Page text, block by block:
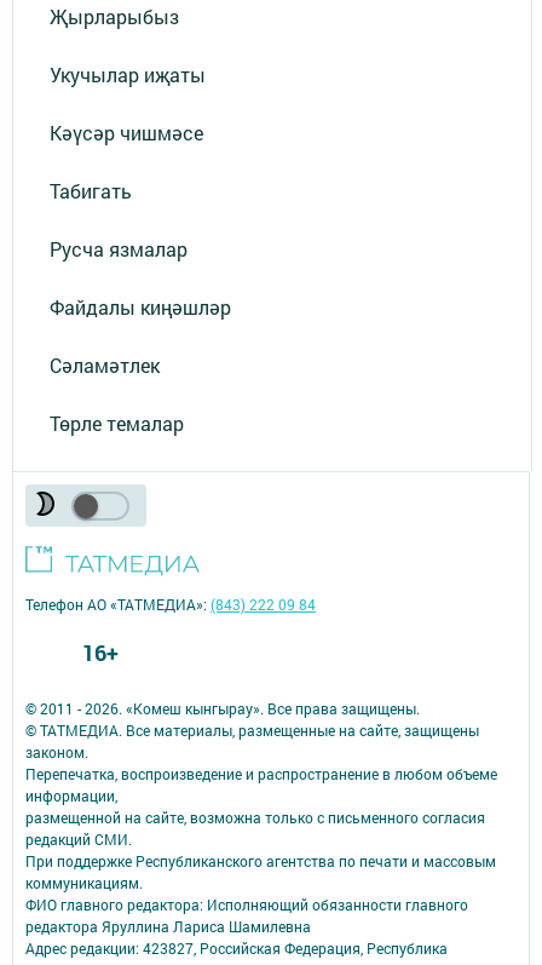
Җырларыбыз
Укучылар иҗаты
Кәүсәр чишмәсе
Табигать
Русча язмалар
Файдалы киңәшләр
Сәламәтлек
Төрле темалар
© 2011 - 2026. «Комеш кынгырау». Все права защищены.
© ТАТМЕДИА. Все материалы, размещенные на сайте, защищены
законом.
Перепечатка, воспроизведение и распространение в любом объеме
информации,
размещенной на сайте, возможна только с письменного согласия
редакций СМИ.
При поддержке Республиканского агентства по печати и массовым
коммуникациям.
ФИО главного редактора: Исполняющий обязанности главного
редактора Яруллина Лариса Шамилевна
Адрес редакции: 423827, Российская Федерация, Республика
Телефон АО «ТАТМЕДИА»:(843) 222 09 84
16+